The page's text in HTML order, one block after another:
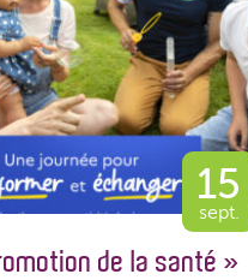
15
sept.
de la santé »